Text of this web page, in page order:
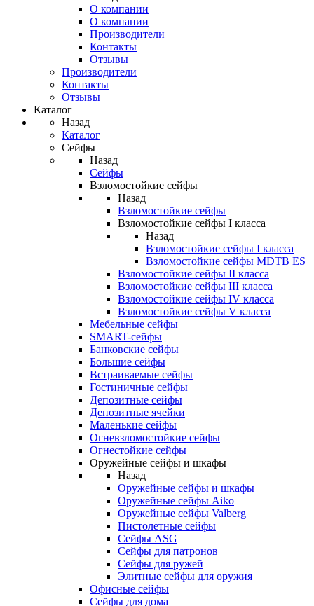
О компании
О компании
Производители
Контакты
Отзывы
Производители
Контакты
Отзывы
Каталог
Назад
Каталог
Сейфы
Назад
Сейфы
Взломостойкие сейфы
Назад
Взломостойкие сейфы
Взломостойкие сейфы I класса
Назад
Взломостойкие сейфы I класса
Взломостойкие сейфы MDTB ES
Взломостойкие сейфы II класса
Взломостойкие сейфы III класса
Взломостойкие сейфы IV класса
Взломостойкие сейфы V класса
Мебельные сейфы
SMART-сейфы
Банковские сейфы
Большие сейфы
Встраиваемые сейфы
Гостиничные сейфы
Депозитные сейфы
Депозитные ячейки
Маленькие сейфы
Огневзломостойкие сейфы
Огнестойкие сейфы
Оружейные сейфы и шкафы
Назад
Оружейные сейфы и шкафы
Оружейные сейфы Aiko
Оружейные сейфы Valberg
Пистолетные сейфы
Сейфы ASG
Сейфы для патронов
Сейфы для ружей
Элитные сейфы для оружия
Офисные сейфы
Сейфы для дома